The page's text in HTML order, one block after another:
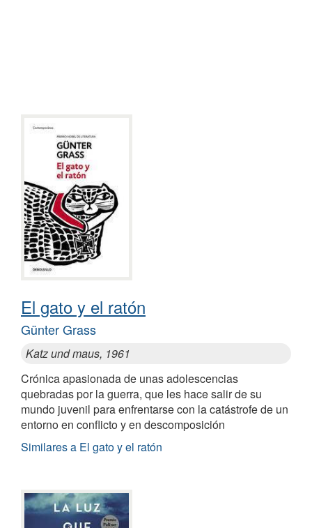
El gato y el ratón
Günter Grass
Katz und maus, 1961
Crónica apasionada de unas adolescencias
quebradas por la guerra, que les hace salir de su
mundo juvenil para enfrentarse con la catástrofe de un
entorno en conflicto y en descomposición
Similares a El gato y el ratón